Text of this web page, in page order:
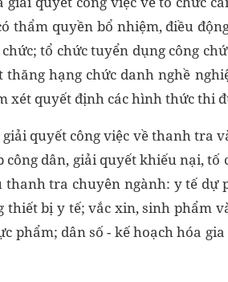
thẩm quyền bổ nhiệm, điều
tổ chức tuyển dụng công
thăng hạng chức danh nghề
xét quyết định các hình thức
quyết công việc về thanh tra
công dân, giải quyết khiếu nại,
tra chuyên ngành: y tế dự
thiết bị y tế; vắc xin, sinh phẩm
phẩm; dân số - kế hoạch hóa